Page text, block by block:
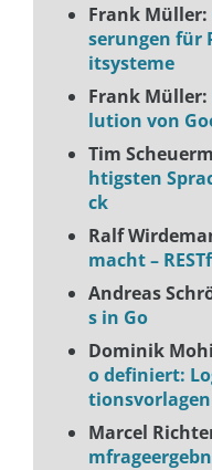
Frank Müller:
serungen für
itsysteme
Frank Müller:
lution von
Tim
htigsten
ck
Ralf
macht –
Andreas
s in Go
Dominik
o definiert:
tionsvorlagen
Marcel